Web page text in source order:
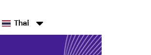
Thai